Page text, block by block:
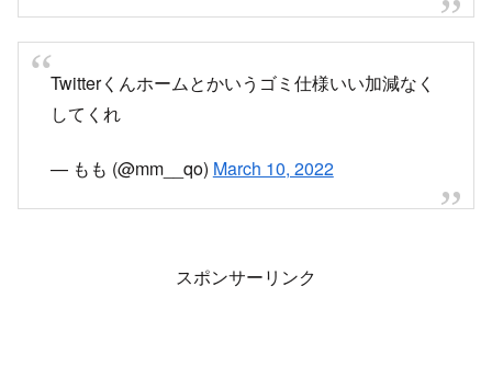
Twitterくんホームとかいうゴミ仕様いい加減なく
してくれ
— もも (@mm__qo) March 10, 2022
スポンサーリンク